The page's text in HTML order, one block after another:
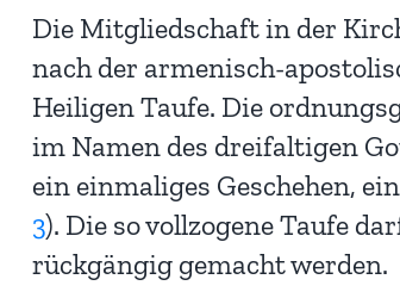
Die Mitgliedschaft in der
nach der armenisch-
Heiligen Taufe. Die
im Namen des dreifaltigen
ein einmaliges Geschehen,
3). Die so vollzogene Taufe
rückgängig gemacht werden.